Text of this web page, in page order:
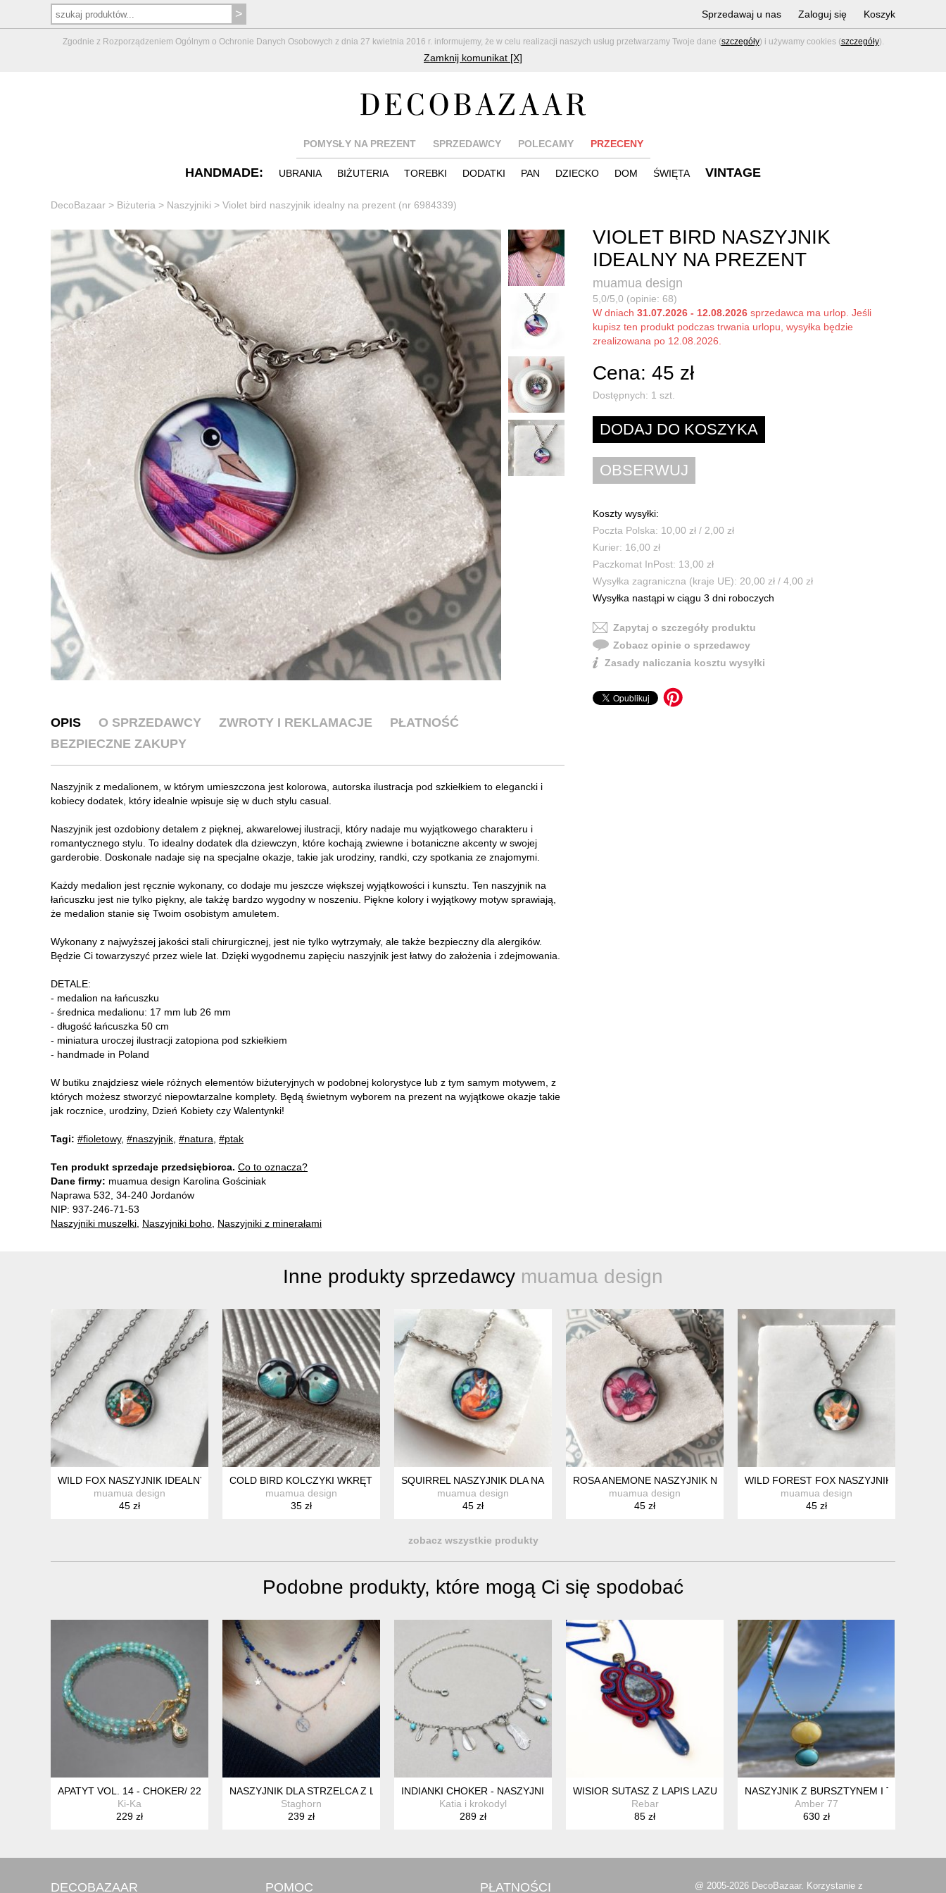
Zgodnie z Rozporządzeniem Ogólnym o Ochronie Danych Osobowych z dnia 27 kwietnia 2016 r. informujemy, że w celu realizacji naszych usług przetwarzamy Twoje dane (szczegóły) i używamy cookies (szczegóły).
Zamknij komunikat [X]
Sprzedawaj u nas Zaloguj się Koszyk
POMYSŁY NA PREZENT SPRZEDAWCY POLECAMY PRZECENY
HANDMADE: UBRANIA BIŻUTERIA TOREBKI DODATKI PAN DZIECKO DOM ŚWIĘTA VINTAGE
DecoBazaar > Biżuteria > Naszyjniki > Violet bird naszyjnik idealny na prezent (nr 6984339)
VIOLET BIRD NASZYJNIK
IDEALNY NA PREZENT
muamua design
5,0/5,0 (opinie: 68)
W dniach 31.07.2026 - 12.08.2026 sprzedawca ma urlop. Jeśli
kupisz ten produkt podczas trwania urlopu, wysyłka będzie
zrealizowana po 12.08.2026.
Cena: 45 zł
Dostępnych: 1 szt.
Koszty wysyłki:
Poczta Polska: 10,00 zł / 2,00 zł
Kurier: 16,00 zł
Paczkomat InPost: 13,00 zł
Wysyłka zagraniczna (kraje UE): 20,00 zł / 4,00 zł
Wysyłka nastąpi w ciągu 3 dni roboczych
Zapytaj o szczegóły produktu
Zobacz opinie o sprzedawcy
Zasady naliczania kosztu wysyłki
OPIS O SPRZEDAWCY ZWROTY I REKLAMACJE
PŁATNOŚĆ
BEZPIECZNE ZAKUPY
Naszyjnik z medalionem, w którym umieszczona jest kolorowa, autorska ilustracja pod szkiełkiem to elegancki i
kobiecy dodatek, który idealnie wpisuje się w duch stylu casual.
Naszyjnik jest ozdobiony detalem z pięknej, akwarelowej ilustracji, który nadaje mu wyjątkowego charakteru i
romantycznego stylu. To idealny dodatek dla dziewczyn, które kochają zwiewne i botaniczne akcenty w swojej
garderobie. Doskonale nadaje się na specjalne okazje, takie jak urodziny, randki, czy spotkania ze znajomymi.
Każdy medalion jest ręcznie wykonany, co dodaje mu jeszcze większej wyjątkowości i kunsztu. Ten naszyjnik na
łańcuszku jest nie tylko piękny, ale takżę bardzo wygodny w noszeniu. Piękne kolory i wyjątkowy motyw sprawiają,
że medalion stanie się Twoim osobistym amuletem.
Wykonany z najwyższej jakości stali chirurgicznej, jest nie tylko wytrzymały, ale także bezpieczny dla alergików.
Będzie Ci towarzyszyć przez wiele lat. Dzięki wygodnemu zapięciu naszyjnik jest łatwy do założenia i zdejmowania.
DETALE:
- medalion na łańcuszku
- średnica medalionu: 17 mm lub 26 mm
- długość łańcuszka 50 cm
- miniatura uroczej ilustracji zatopiona pod szkiełkiem
- handmade in Poland
W butiku znajdziesz wiele różnych elementów biżuteryjnych w podobnej kolorystyce lub z tym samym motywem, z
których możesz stworzyć niepowtarzalne komplety. Będą świetnym wyborem na prezent na wyjątkowe okazje takie
jak rocznice, urodziny, Dzień Kobiety czy Walentynki!
Tagi: #fioletowy, #naszyjnik #natura #ptak
Ten produkt sprzedaje przedsiębiorca. Co to oznacza?
Dane firmy: muamua design Karolina Gościniak
Naprawa 532, 34-240 Jordanów
NIP: 937-246-71-53
Naszyjniki muszelki Naszyjniki boho Naszyjniki z minerałami
Inne produkty sprzedawcy muamua design
WILD FOX NASZYJNIK IDEALNY NA PREZENT
muamua design
45 zł
COLD BIRD KOLCZYKI WKRĘTKI DLA STUDENTKI
muamua design
35 zł
SQUIRREL NASZYJNIK DLA NASTOLATKI
muamua design
45 zł
ROSA ANEMONE NASZYJNIK NA SPECJALNĄ OKAZJĘ
muamua design
45 zł
WILD FOREST FOX NASZYJNIK NA
muamua design
45 zł
zobacz wszystkie produkty
Podobne produkty, które mogą Ci się spodobać
APATYT VOL. 14 - CHOKER/ 22.07.26 - SZLACHETNA KOLEKCJA
Ki-Ka
229 zł
NASZYJNIK DLA STRZELCA Z LAPIS LAZULI, AMETYSTEM I CYTRYNEM
Staghorn
239 zł
INDIANKI CHOKER - NASZYJNIK
Katia i krokodyl
289 zł
WISIOR SUTASZ Z LAPIS LAZULI W BORDOWEJ OPRAWIE
Rebar
85 zł
NASZYJNIK Z BURSZTYNEM I TURKUSEM
Amber 77
630 zł
DECOBAZAAR POMOC PŁATNOŚCI @ 2005-2026 DecoBazaar. Korzystanie z